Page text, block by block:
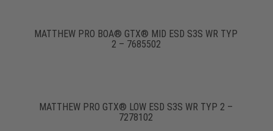
MATTHEW PRO BOA® GTX® MID ESD S3S WR TYP
2 – 7685502
MATTHEW PRO GTX® LOW ESD S3S WR TYP 2 –
7278102